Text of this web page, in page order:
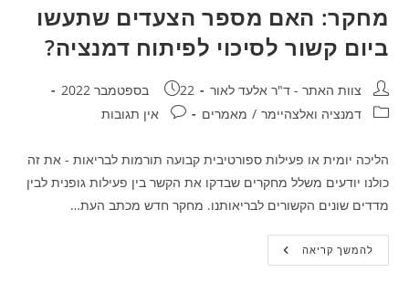
מחקר: האם מספר הצעדים שתעשו
ביום קשור לסיכוי לפיתוח דמנציה?
מחבר:צוות האתר - ד"ר אלעד לאור פורסם:
22 בספטמבר 2022
קטגוריה:דמנציה ואלצהיימר / מאמרים תגובות:אין תגובות
הליכה יומית או פעילות ספורטיבית קבועה תורמות לבריאות - את זה
כולנו יודעים משלל מחקרים שבדקו את הקשר בין פעילות גופנית לבין
מדדים שונים הקשורים לבריאותנו. מחקר חדש מכתב העת…
להמשך קריאהמחקר:
האם